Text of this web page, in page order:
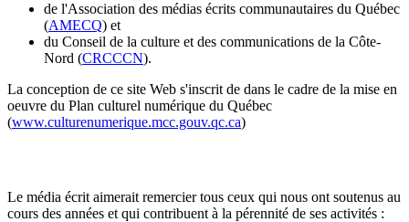
de l'Association des médias écrits communautaires du Québec
(AMECQ) et
du Conseil de la culture et des communications de la Côte-
Nord (CRCCCN).
La conception de ce site Web s'inscrit de dans le cadre de la mise en
oeuvre du Plan culturel numérique du Québec
(www.culturenumerique.mcc.gouv.qc.ca)
Le média écrit aimerait remercier tous ceux qui nous ont soutenus au
cours des années et qui contribuent à la pérennité de ses activités :